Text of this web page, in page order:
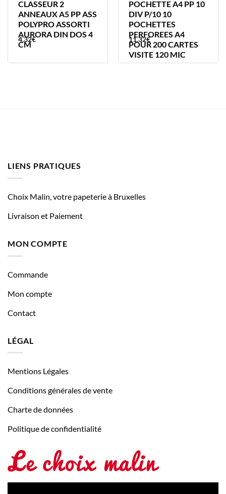
CLASSEUR 2
ANNEAUX A5 PP ASS
POLYPRO ASSORTI
AURORA DIN DOS 4
CM
4,32€
POCHETTE A4 PP 10
DIV P/10 10
POCHETTES
PERFOREES A4
POUR 200 CARTES
VISITE 120 MIC
11,32€
LIENS PRATIQUES
Choix Malin, votre papeterie à Bruxelles
Livraison et Paiement
MON COMPTE
Commande
Mon compte
Contact
LÉGAL
Mentions Légales
Conditions générales de vente
Charte de données
Politique de confidentialité